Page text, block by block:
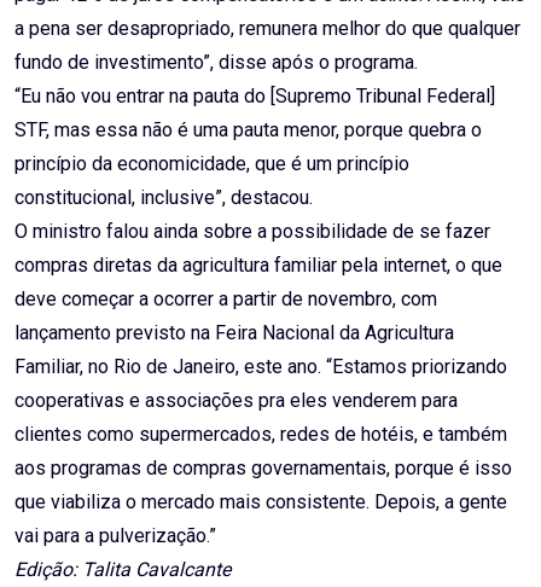
a pena ser desapropriado, remunera melhor do que qualquer
fundo de investimento”, disse após o programa.
“Eu não vou entrar na pauta do [Supremo Tribunal Federal]
STF, mas essa não é uma pauta menor, porque quebra o
princípio da economicidade, que é um princípio
constitucional, inclusive”, destacou.
O ministro falou ainda sobre a possibilidade de se fazer
compras diretas da agricultura familiar pela internet, o que
deve começar a ocorrer a partir de novembro, com
lançamento previsto na Feira Nacional da Agricultura
Familiar, no Rio de Janeiro, este ano. “Estamos priorizando
cooperativas e associações pra eles venderem para
clientes como supermercados, redes de hotéis, e também
aos programas de compras governamentais, porque é isso
que viabiliza o mercado mais consistente. Depois, a gente
vai para a pulverização.”
Edição: Talita Cavalcante